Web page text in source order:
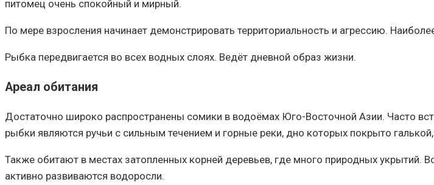
питомец очень спокойный и мирный.
По мере взросления начинает демонстрировать территориальность и агрессию.
Рыбка передвигается во всех водных слоях. Ведёт дневной образ жизни.
Ареал обитания
Достаточно широко распространены сомики в водоёмах Юго-Восточной Азии. Часто
рыбки являются ручьи с сильным течением и горные реки, дно которых покрыто
Также обитают в местах затопленных корней деревьев, где много природных укрытий.
активно развиваются водоросли.